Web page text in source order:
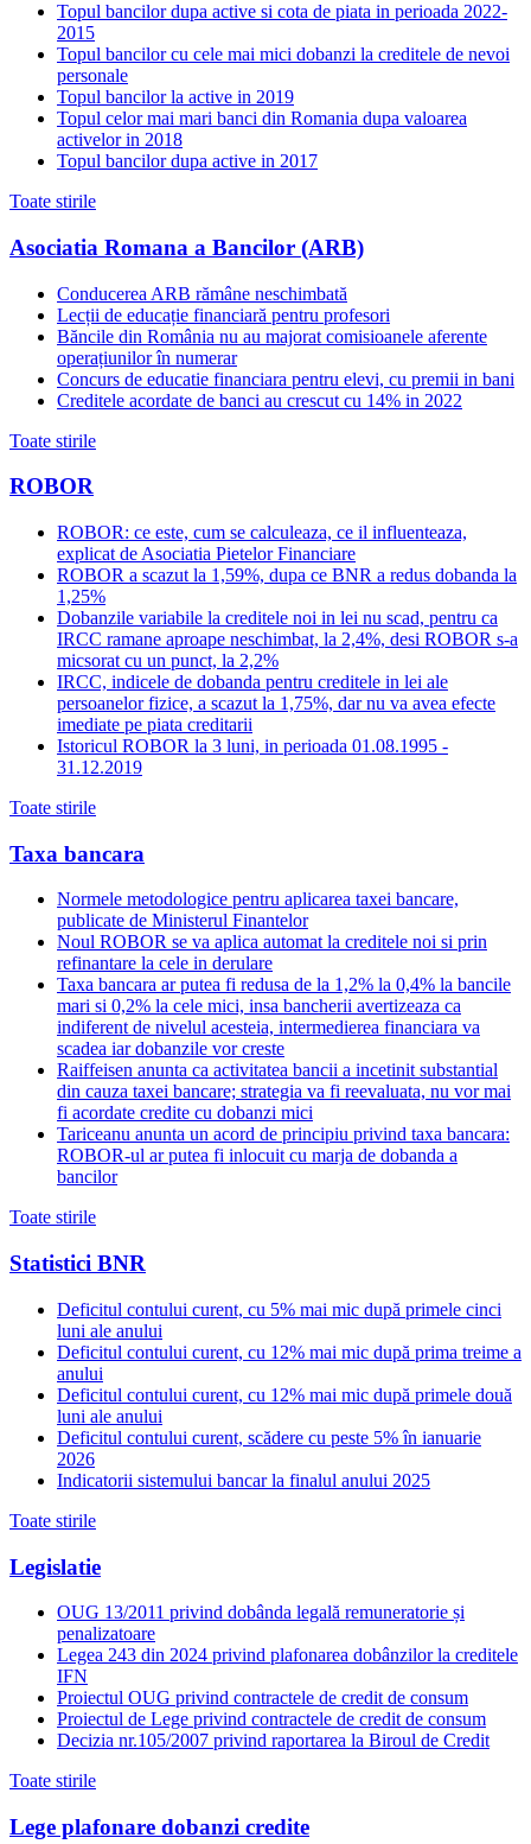
Topul bancilor dupa active si cota de piata in perioada 2022-
2015
Topul bancilor cu cele mai mici dobanzi la creditele de nevoi
personale
Topul bancilor la active in 2019
Topul celor mai mari banci din Romania dupa valoarea
activelor in 2018
Topul bancilor dupa active in 2017
Toate stirile
Asociatia Romana a Bancilor (ARB)
Conducerea ARB rămâne neschimbată
Lecții de educație financiară pentru profesori
Băncile din România nu au majorat comisioanele aferente
operațiunilor în numerar
Concurs de educatie financiara pentru elevi, cu premii in bani
Creditele acordate de banci au crescut cu 14% in 2022
Toate stirile
ROBOR
ROBOR: ce este, cum se calculeaza, ce il influenteaza,
explicat de Asociatia Pietelor Financiare
ROBOR a scazut la 1,59%, dupa ce BNR a redus dobanda la
1,25%
Dobanzile variabile la creditele noi in lei nu scad, pentru ca
IRCC ramane aproape neschimbat, la 2,4%, desi ROBOR s-a
micsorat cu un punct, la 2,2%
IRCC, indicele de dobanda pentru creditele in lei ale
persoanelor fizice, a scazut la 1,75%, dar nu va avea efecte
imediate pe piata creditarii
Istoricul ROBOR la 3 luni, in perioada 01.08.1995 -
31.12.2019
Toate stirile
Taxa bancara
Normele metodologice pentru aplicarea taxei bancare,
publicate de Ministerul Finantelor
Noul ROBOR se va aplica automat la creditele noi si prin
refinantare la cele in derulare
Taxa bancara ar putea fi redusa de la 1,2% la 0,4% la bancile
mari si 0,2% la cele mici, insa bancherii avertizeaza ca
indiferent de nivelul acesteia, intermedierea financiara va
scadea iar dobanzile vor creste
Raiffeisen anunta ca activitatea bancii a incetinit substantial
din cauza taxei bancare; strategia va fi reevaluata, nu vor mai
fi acordate credite cu dobanzi mici
Tariceanu anunta un acord de principiu privind taxa bancara:
ROBOR-ul ar putea fi inlocuit cu marja de dobanda a
bancilor
Toate stirile
Statistici BNR
Deficitul contului curent, cu 5% mai mic după primele cinci
luni ale anului
Deficitul contului curent, cu 12% mai mic după prima treime a
anului
Deficitul contului curent, cu 12% mai mic după primele două
luni ale anului
Deficitul contului curent, scădere cu peste 5% în ianuarie
2026
Indicatorii sistemului bancar la finalul anului 2025
Toate stirile
Legislatie
OUG 13/2011 privind dobânda legală remuneratorie și
penalizatoare
Legea 243 din 2024 privind plafonarea dobânzilor la creditele
IFN
Proiectul OUG privind contractele de credit de consum
Proiectul de Lege privind contractele de credit de consum
Decizia nr.105/2007 privind raportarea la Biroul de Credit
Toate stirile
Lege plafonare dobanzi credite